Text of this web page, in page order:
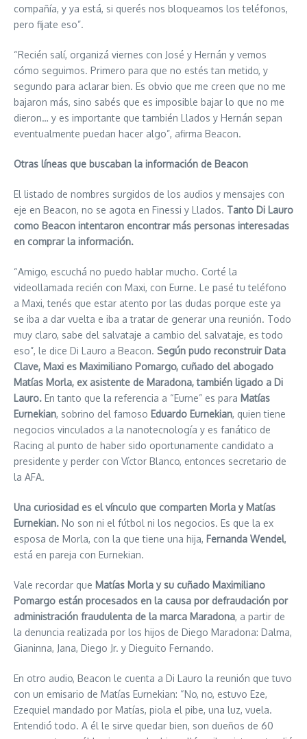
compañía, y ya está, si querés nos bloqueamos los teléfonos,
pero fijate eso”.
“Recién salí, organizá viernes con José y Hernán y vemos
cómo seguimos. Primero para que no estés tan metido, y
segundo para aclarar bien. Es obvio que me creen que no me
bajaron más, sino sabés que es imposible bajar lo que no me
dieron… y es importante que también Llados y Hernán sepan
eventualmente puedan hacer algo”, afirma Beacon.
Otras líneas que buscaban la información de Beacon
El listado de nombres surgidos de los audios y mensajes con
eje en Beacon, no se agota en Finessi y Llados. Tanto Di Lauro
como Beacon intentaron encontrar más personas interesadas
en comprar la información.
“Amigo, escuchá no puedo hablar mucho. Corté la
videollamada recién con Maxi, con Eurne. Le pasé tu teléfono
a Maxi, tenés que estar atento por las dudas porque este ya
se iba a dar vuelta e iba a tratar de generar una reunión. Todo
muy claro, sabe del salvataje a cambio del salvataje, es todo
eso”, le dice Di Lauro a Beacon. Según pudo reconstruir Data
Clave, Maxi es Maximiliano Pomargo, cuñado del abogado
Matías Morla, ex asistente de Maradona, también ligado a Di
Lauro. En tanto que la referencia a “Eurne” es para Matías
Eurnekian, sobrino del famoso Eduardo Eurnekian, quien tiene
negocios vinculados a la nanotecnología y es fanático de
Racing al punto de haber sido oportunamente candidato a
presidente y perder con Víctor Blanco, entonces secretario de
la AFA.
Una curiosidad es el vínculo que comparten Morla y Matías
Eurnekian. No son ni el fútbol ni los negocios. Es que la ex
esposa de Morla, con la que tiene una hija, Fernanda Wendel,
está en pareja con Eurnekian.
Vale recordar que Matías Morla y su cuñado Maximiliano
Pomargo están procesados en la causa por defraudación por
administración fraudulenta de la marca Maradona, a partir de
la denuncia realizada por los hijos de Diego Maradona: Dalma,
Gianinna, Jana, Diego Jr. y Dieguito Fernando.
En otro audio, Beacon le cuenta a Di Lauro la reunión que tuvo
con un emisario de Matías Eurnekian: “No, no, estuvo Eze,
Ezequiel mandado por Matías, piola el pibe, una luz, vuela.
Entendió todo. A él le sirve quedar bien, son dueños de 60